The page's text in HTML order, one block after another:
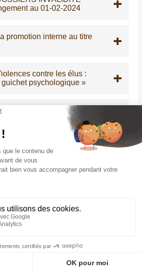
au 01-02-2024
promotion interne au titre
contre les élus :
psychologique »
des dispositions
à la promotion interne
territoriale
Revalorisation du métier de
janvier 2024